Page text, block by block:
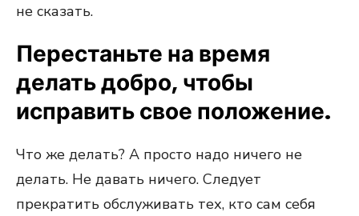
не сказать.
Перестаньте на время
делать добро, чтобы
исправить свое положение.
Что же делать? А просто надо ничего не
делать. Не давать ничего. Следует
прекратить обслуживать тех, кто сам себя